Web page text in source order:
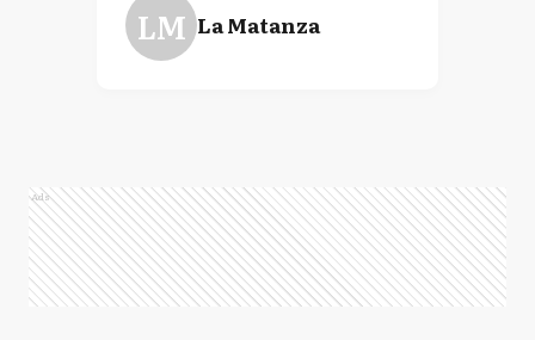
LM La Matanza
Ads